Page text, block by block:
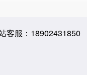
客服：18902431850